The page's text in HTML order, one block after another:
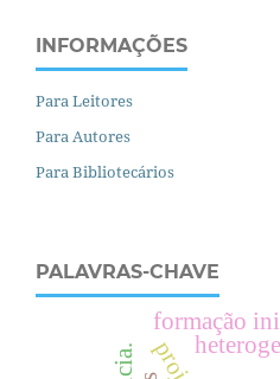
INFORMAÇÕES
Para Leitores
Para Autores
Para Bibliotecários
PALAVRAS-CHAVE
formação